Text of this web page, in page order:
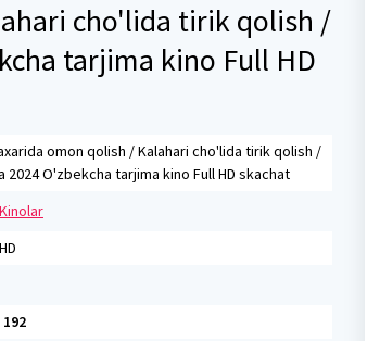
cho'lida tirik qolish /
tarjima kino Full HD
omon qolish / Kalahari cho'lida tirik qolish /
2024 O'zbekcha tarjima kino Full HD skachat